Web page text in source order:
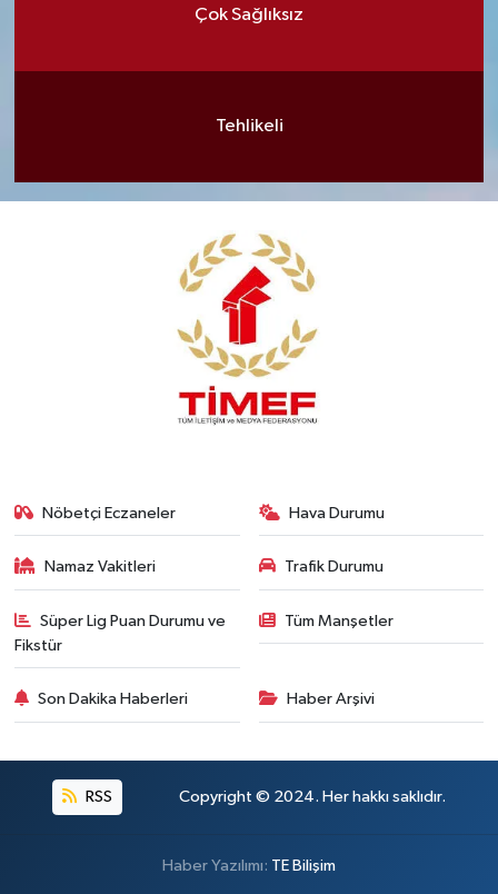
Çok Sağlıksız
Tehlikeli
Nöbetçi Eczaneler Hava Durumu
Namaz Vakitleri Trafik Durumu
Süper Lig Puan Durumu ve
Fikstür
Tüm Manşetler
Son Dakika Haberleri Haber Arşivi
RSS Copyright © 2024. Her hakkı saklıdır.
Haber Yazılımı: TE Bilişim